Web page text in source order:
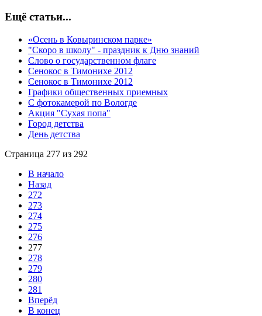
Ещё статьи...
«Осень в Ковыринском парке»
"Скоро в школу" - праздник к Дню знаний
Слово о государственном флаге
Сенокос в Тимонихе 2012
Сенокос в Тимонихе 2012
Графики общественных приемных
С фотокамерой по Вологде
Акция "Сухая попа"
Город детства
День детства
Страница 277 из 292
В начало
Назад
272
273
274
275
276
277
278
279
280
281
Вперёд
В конец